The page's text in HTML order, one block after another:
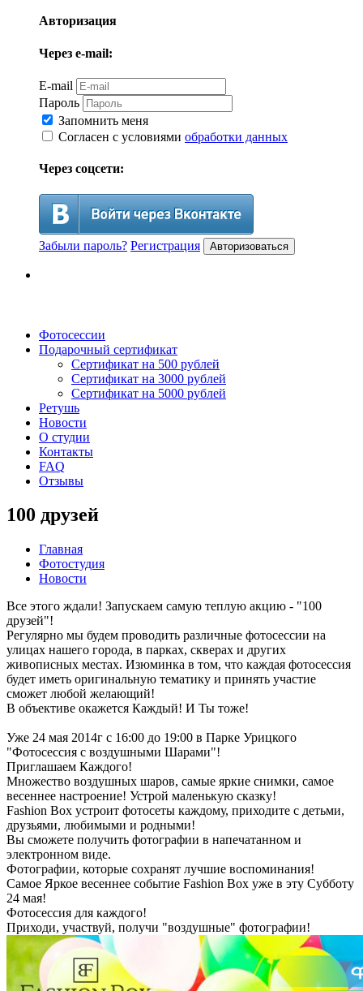
Авторизация
Через e-mail:
E-mail
Пароль
Запомнить меня
Согласен с условиями обработки данных
Через соцсети:
Забыли пароль? Регистрация Авторизоваться
Фотосессии
Подарочный сертификат
Сертификат на 500 рублей
Сертификат на 3000 рублей
Сертификат на 5000 рублей
Ретушь
Новости
О студии
Контакты
FAQ
Отзывы
100 друзей
Главная
Фотостудия
Новости
Все этого ждали! Запускаем самую теплую акцию - "100
друзей"!
Регулярно мы будем проводить различные фотосессии на
улицах нашего города, в парках, скверах и других
живописных местах. Изюминка в том, что каждая фотосессия
будет иметь оригинальную тематику и принять участие
сможет любой желающий!
В объективе окажется Каждый! И Ты тоже!
Уже 24 мая 2014г с 16:00 до 19:00 в Парке Урицкого
"Фотосессия с воздушными Шарами"!
Приглашаем Каждого!
Множество воздушных шаров, самые яркие снимки, самое
весеннее настроение! Устрой маленькую сказку!
Fashion Box устроит фотосеты каждому, приходите с детьми,
друзьями, любимыми и родными!
Вы сможете получить фотографии в напечатанном и
электронном виде.
Фотографии, которые сохранят лучшие воспоминания!
Самое Яркое весеннее событие Fashion Box уже в эту Субботу
24 мая!
Фотосессия для каждого!
Приходи, участвуй, получи "воздушные" фотографии!